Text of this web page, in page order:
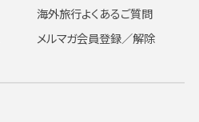
海外旅行よくあるご質問
メルマガ会員登録／解除